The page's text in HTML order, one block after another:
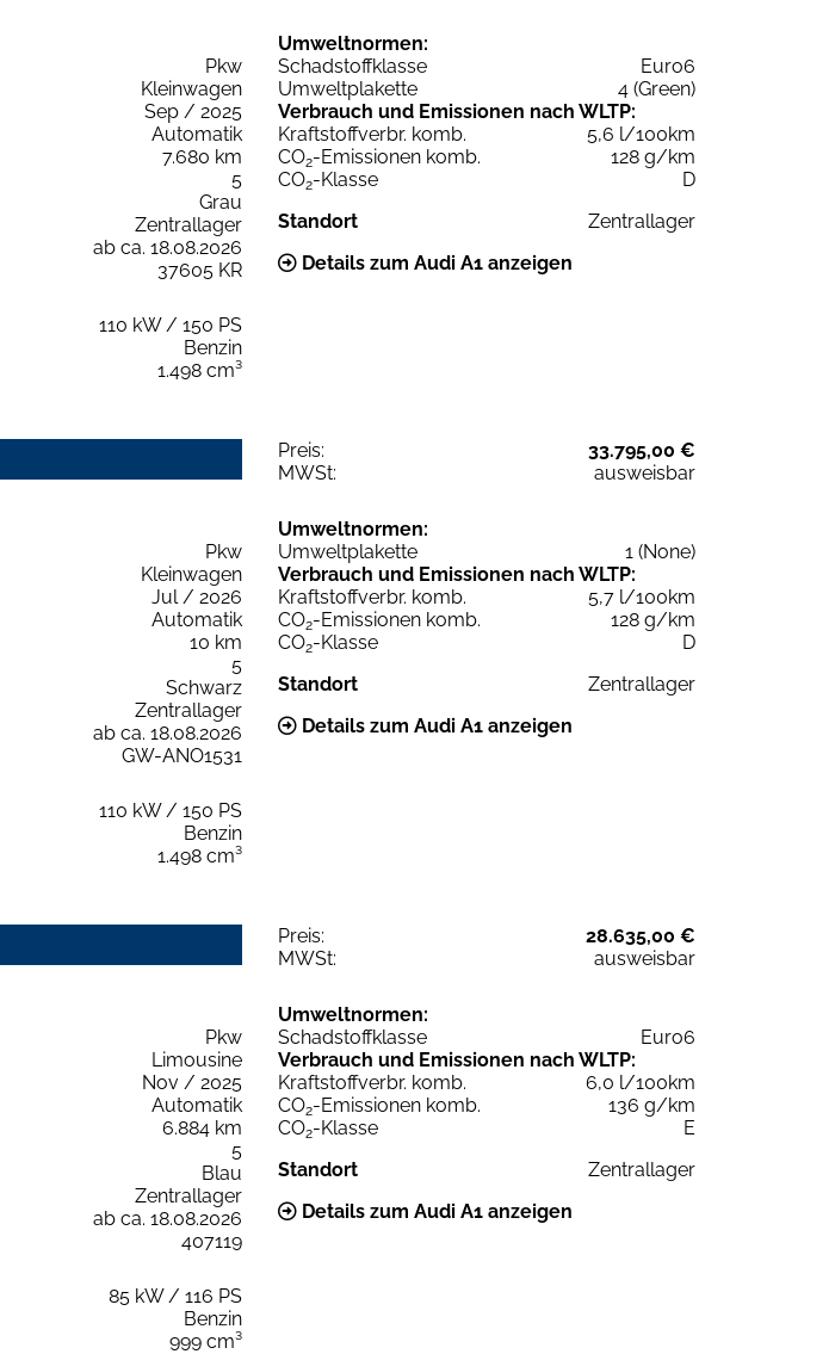
Pkw
Kleinwagen
Sep / 2025
Automatik
7.680 km
5
Grau
Zentrallager
ab ca. 18.08.2026
37605 KR
110 kW / 150 PS
Benzin
1.498 cm³
Umweltnormen:
Schadstoffklasse
Euro6
Umweltplakette
4 (Green)
Verbrauch und Emissionen nach WLTP:
Kraftstoffverbr. komb.
5,6 l/100km
CO2-Emissionen komb.
128 g/km
CO2-Klasse
D
Standort
Zentrallager
Details zum Audi A1 anzeigen
Preis:
33.795,00 €
MWSt:
ausweisbar
Pkw
Kleinwagen
Jul / 2026
Automatik
10 km
5
Schwarz
Zentrallager
ab ca. 18.08.2026
GW-ANO1531
110 kW / 150 PS
Benzin
1.498 cm³
Umweltnormen:
Umweltplakette
1 (None)
Verbrauch und Emissionen nach WLTP:
Kraftstoffverbr. komb.
5,7 l/100km
CO2-Emissionen komb.
128 g/km
CO2-Klasse
D
Standort
Zentrallager
Details zum Audi A1 anzeigen
Preis:
28.635,00 €
MWSt:
ausweisbar
Pkw
Limousine
Nov / 2025
Automatik
6.884 km
5
Blau
Zentrallager
ab ca. 18.08.2026
407119
85 kW / 116 PS
Benzin
999 cm³
Umweltnormen:
Schadstoffklasse
Euro6
Verbrauch und Emissionen nach WLTP:
Kraftstoffverbr. komb.
6,0 l/100km
CO2-Emissionen komb.
136 g/km
CO2-Klasse
E
Standort
Zentrallager
Details zum Audi A1 anzeigen